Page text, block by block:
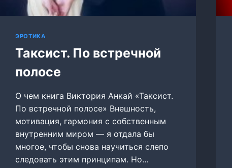
ЭРОТИКА
Таксист. По встречной
полосе
О чем книга Виктория Анкай «Таксист.
По встречной полосе» Внешность,
мотивация, гармония с собственным
внутренним миром — я отдала бы
многое, чтобы снова научиться слепо
следовать этим принципам. Но…